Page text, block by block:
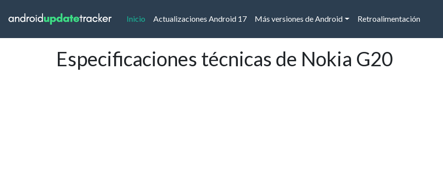
Inicio (current)
Actualizaciones Android 17 Más versiones de Android Retroalimentación
Especificaciones técnicas de Nokia G20